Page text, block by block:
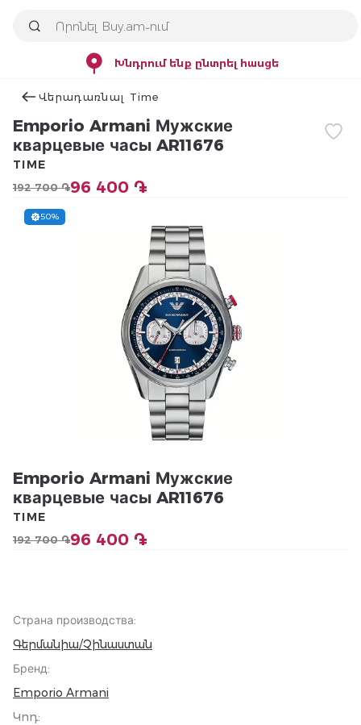
Խնդրում ենք ընտրել հասցե
Վերադառնալ Time
Emporio Armani Мужские
кварцевые часы AR11676
192 700 ֏96 400 ֏
TIME
50%
Emporio Armani Мужские
кварцевые часы AR11676
192 700 ֏96 400 ֏
TIME
Страна производства:
Գերմանիա/Չինաստան
Бренд:
Emporio Armani
Կոդ: